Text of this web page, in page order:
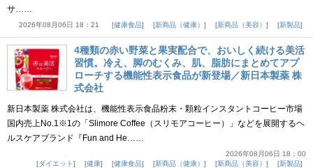
サ……
2026年08月06日 18：21 健康食品 新商品（健康） 新商品（美容） 新製品
4種類の赤い野菜と果実配合で、おいしく続ける美活
習慣。冷え、脚のむくみ、肌、脂肪にまとめてアプ
ローチする機能性表示食品が新登場／新日本製薬 株
式会社
新日本製薬 株式会社は、機能性表示食品粉末・顆粒インスタントコーヒー市場
国内売上No.1※1の「Slimore Coffee（スリモアコーヒー）」などを展開するヘ
ルスケアブランド『Fun and He……
2026年08月06日 18：00
ダイエット
健康 健康食品 新商品（健康） 新商品（美容）
新製品